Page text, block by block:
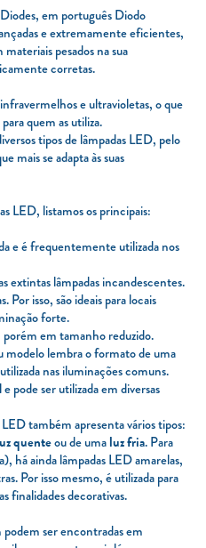
em português Diodo
e extremamente eficientes,
pesados na sua
corretas.
e ultravioletas, o que
quem as utiliza.
tipos de lâmpadas LED, pelo
mais se adapta às suas
LED, listamos os principais:
e é frequentemente utilizada nos
extintas lâmpadas incandescentes.
Por isso, são ideais para locais
forte.
porém em tamanho reduzido.
modelo lembra o formato de uma
nas iluminações comuns.
pode ser utilizada em diversas
também apresenta vários tipos:
quenteou de umaluz fria. Para
há ainda lâmpadas LED amarelas,
Por isso mesmo, é utilizada para
finalidades decorativas.
ser encontradas em